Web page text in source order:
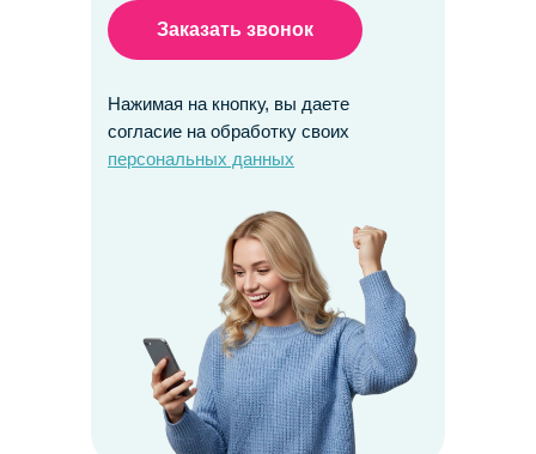
Нажимая на кнопку, вы даете
согласие на обработку своих
персональных данных
Заказать звонок